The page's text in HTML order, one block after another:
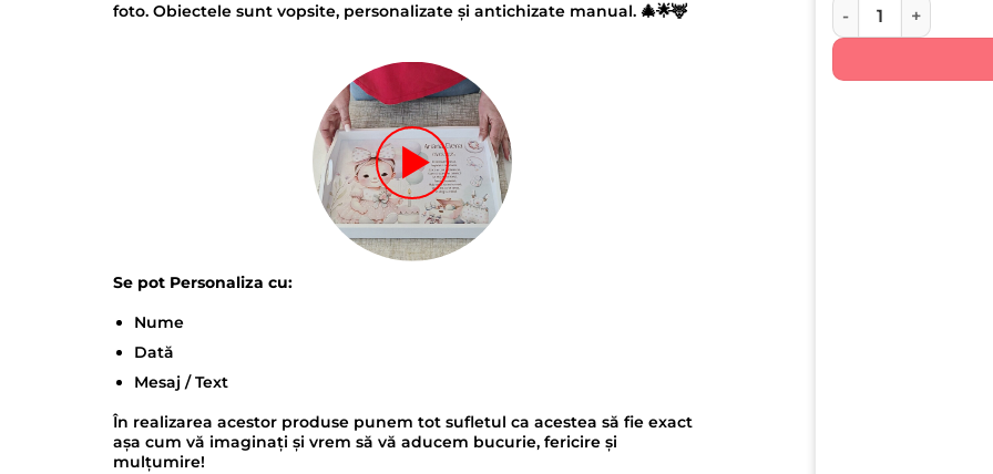
foto. Obiectele sunt vopsite, personalizate și antichizate manual. 🎄🌟🦌
Se pot Personaliza cu:
Nume
Dată
Mesaj / Text
În realizarea acestor produse punem tot sufletul ca acestea să fie exact
așa cum vă imaginați și vrem să vă aducem bucurie, fericire și
mulțumire!
Cantitate Tavita